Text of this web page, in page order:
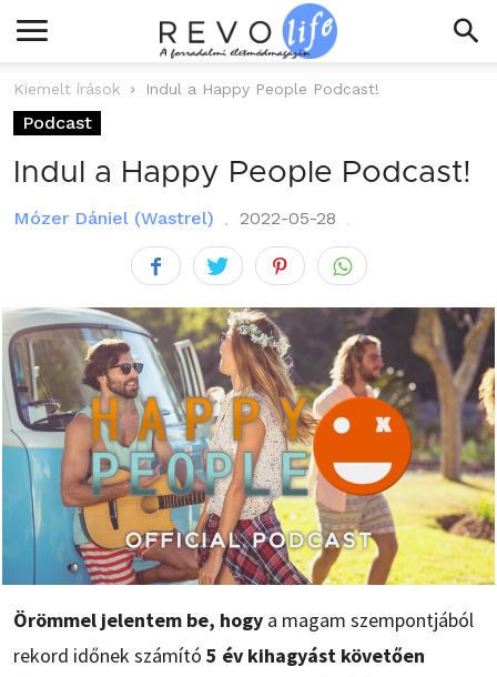
Kiemelt írások Indul a Happy People Podcast!
Podcast
Indul a Happy People Podcast!
Mózer Dániel (Wastrel) 2022-05-28
Örömmel jelentem be, hogy a magam szempontjából
rekord időnek számító 5 év kihagyást követően